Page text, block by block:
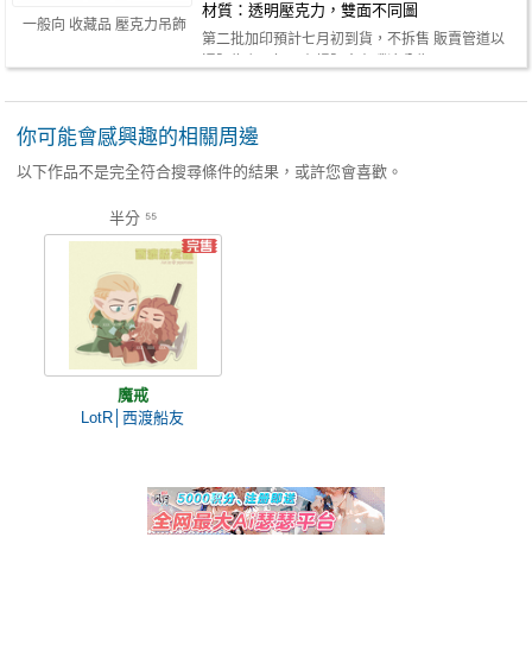
一般向 收藏品 壓克力吊飾
材質：透明壓克力，雙面不同圖
第二批加印預計七月初到貨，不拆售 販賣管道以
你可能會感興趣的相關周邊
以下作品不是完全符合搜尋條件的結果，或許您會喜歡。
半分 ⁵⁵
魔戒
LotR│西渡船友